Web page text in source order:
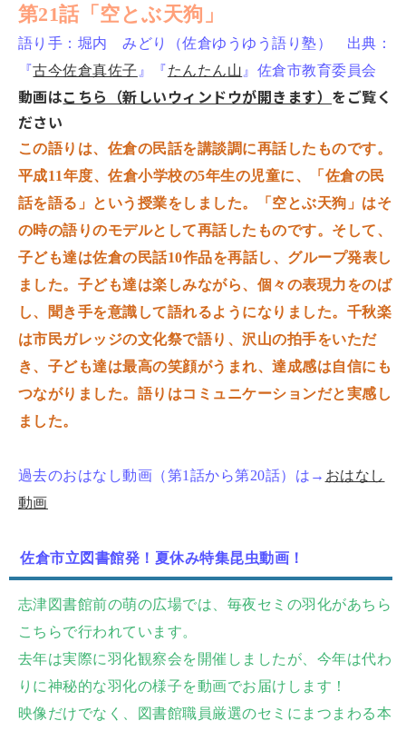
第21話「空とぶ天狗」
語り手：堀内 みどり（佐倉ゆうゆう語り塾） 出典：
『古今佐倉真佐子 』『たんたん山 』佐倉市教育委員会
動画はこちら（新しいウィンドウが開きます） をご覧く
ださい
この語りは、佐倉の民話を講談調に再話したものです。
平成11年度、佐倉小学校の5年生の児童に、「佐倉の民
話を語る」という授業をしました。「空とぶ天狗」はそ
の時の語りのモデルとして再話したものです。そして、
子ども達は佐倉の民話10作品を再話し、グループ発表し
ました。子ども達は楽しみながら、個々の表現力をのば
し、聞き手を意識して語れるようになりました。千秋楽
は市民ガレッジの文化祭で語り、沢山の拍手をいただ
き、子ども達は最高の笑顔がうまれ、達成感は自信にも
つながりました。語りはコミュニケーションだと実感し
ました。
過去のおはなし動画（第1話から第20話）は→ おはなし
動画
佐倉市立図書館発！夏休み特集昆虫動画！
志津図書館前の萌の広場では、毎夜セミの羽化があちら
こちらで行われています。
去年は実際に羽化観察会を開催しましたが、今年は代わ
りに神秘的な羽化の様子を動画でお届けします！
映像だけでなく、図書館職員厳選のセミにまつまわる本